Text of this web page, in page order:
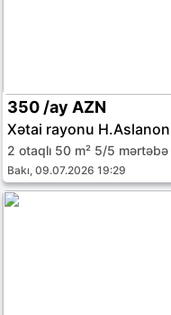
350 /ay AZN
2 otaqlı 50 m² 5/5 mərtəbə
Bakı, 09.07.2026 19:29